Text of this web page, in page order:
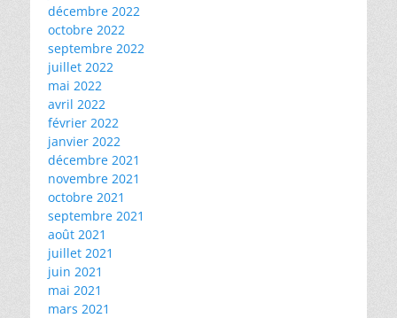
décembre 2022
octobre 2022
septembre 2022
juillet 2022
mai 2022
avril 2022
février 2022
janvier 2022
décembre 2021
novembre 2021
octobre 2021
septembre 2021
août 2021
juillet 2021
juin 2021
mai 2021
mars 2021